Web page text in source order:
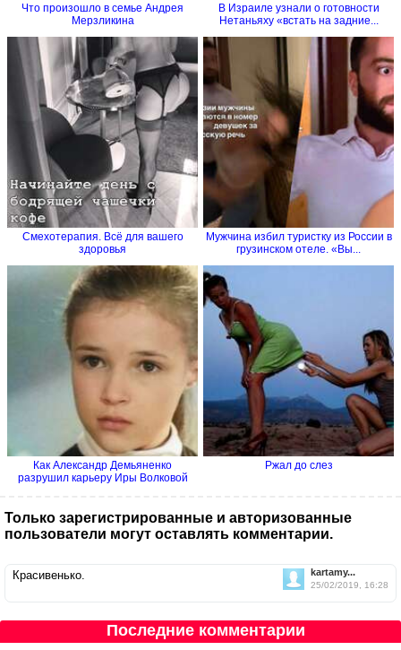
Что произошло в семье Андрея
Мерзликина
В Израиле узнали о готовности
Нетаньяху «встать на задние...
Смехотерапия. Всё для вашего
здоровья
Мужчина избил туристку из России в
грузинском отеле. «Вы...
Как Александр Демьяненко
разрушил карьеру Иры Волковой
Ржал до слез
Только зарегистрированные и авторизованные
пользователи могут оставлять комментарии.
kartamy...
25/02/2019, 16:28
Красивенько.
Последние комментарии